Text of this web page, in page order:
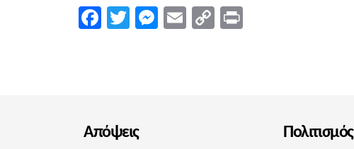
Facebook
TwitterMessenger
EmailCopy
Απόψεις Πολιτισμός